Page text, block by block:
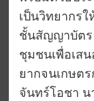
เป็นวิทยากร
ชั้นสัญญาบัตร
ชุมชนเพื่อเส
ยากจนเกษต
จันทร์โอชา น